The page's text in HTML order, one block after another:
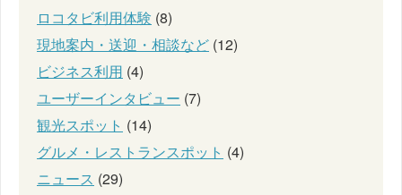
ロコタビ利用体験 (8)
現地案内・送迎・相談など (12)
ビジネス利用 (4)
ユーザーインタビュー (7)
観光スポット (14)
グルメ・レストランスポット (4)
ニュース (29)